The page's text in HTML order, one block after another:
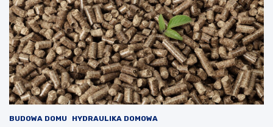
BUDOWA DOMU HYDRAULIKA DOMOWA